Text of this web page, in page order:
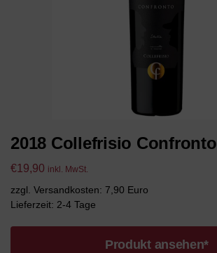
2018 Collefrisio Confronto
€19,90 inkl. MwSt.
zzgl. Versandkosten: 7,90 Euro
Lieferzeit: 2-4 Tage
Produkt ansehen*